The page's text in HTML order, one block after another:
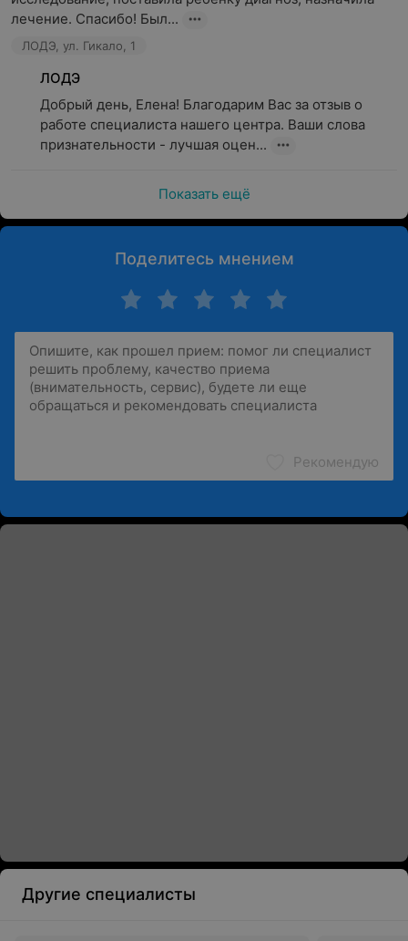
лечение. Спасибо! Был...
ЛОДЭ, ул. Гикало, 1
ЛОДЭ
Добрый день, Елена! Благодарим Вас за отзыв о
работе специалиста нашего центра. Ваши слова
признательности - лучшая оцен...
Показать ещё
Поделитесь мнением
Рекомендую
Другие специалисты